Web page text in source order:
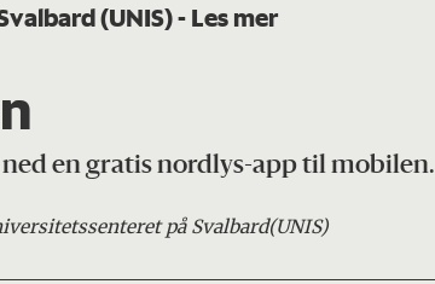
(UNIS)- Les mer
en gratis nordlys-app til mobilen.
på Svalbard(UNIS)